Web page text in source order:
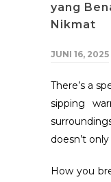
yang
Nikmat
JUNI 16, 2025
There’s a
sipping
doesn’t
How you